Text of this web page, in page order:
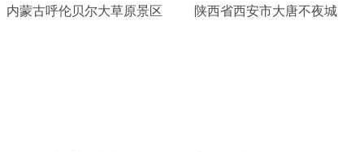
内蒙古呼伦贝尔大草原景区 陕西省西安市大唐不夜城